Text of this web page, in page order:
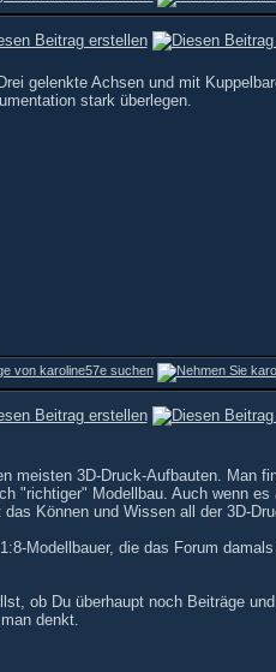
gelenkte Achsen und mit
stark überlegen.
meisten 3D-Druck-Aufbauten.
"richtiger" Modellbau. Auch wenn
Können und Wissen all der 3D-
Modellbauer, die das Forum
ob Du überhaupt noch Beiträge
denkt.